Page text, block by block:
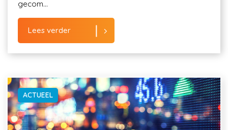
gecom...
Lees verder
ACTUEEL